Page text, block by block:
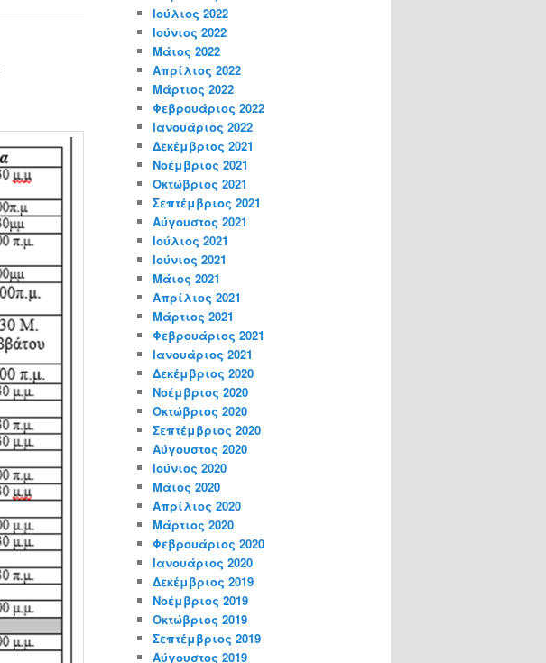
Ιούλιος 2022
Ιούνιος 2022
Μάιος 2022
Απρίλιος 2022
Μάρτιος 2022
Φεβρουάριος 2022
Ιανουάριος 2022
Δεκέμβριος 2021
Νοέμβριος 2021
Οκτώβριος 2021
Σεπτέμβριος 2021
Αύγουστος 2021
Ιούλιος 2021
Ιούνιος 2021
Μάιος 2021
Απρίλιος 2021
Μάρτιος 2021
Φεβρουάριος 2021
Ιανουάριος 2021
Δεκέμβριος 2020
Νοέμβριος 2020
Οκτώβριος 2020
Σεπτέμβριος 2020
Αύγουστος 2020
Ιούνιος 2020
Μάιος 2020
Απρίλιος 2020
Μάρτιος 2020
Φεβρουάριος 2020
Ιανουάριος 2020
Δεκέμβριος 2019
Νοέμβριος 2019
Οκτώβριος 2019
Σεπτέμβριος 2019
Αύγουστος 2019